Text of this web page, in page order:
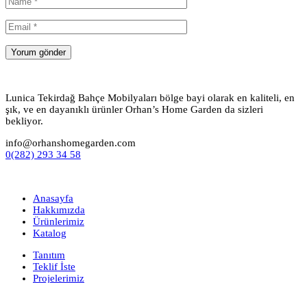
Lunica Tekirdağ Bahçe Mobilyaları bölge bayi olarak en kaliteli, en
şık, ve en dayanıklı ürünler Orhan’s Home Garden da sizleri
bekliyor.
info@orhanshomegarden.com
0(282) 293 34 58
Anasayfa
Hakkımızda
Ürünlerimiz
Katalog
Tanıtım
Teklif İste
Projelerimiz